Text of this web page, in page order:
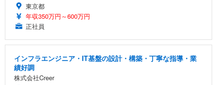
東京都
年収350万円～600万円
正社員
インフラエンジニア・IT基盤の設計・構築・丁寧な指導・業
績好調
株式会社Creer